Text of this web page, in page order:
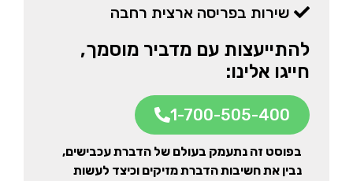
שירות בפריסה ארצית רחבה
להתייעצות עם מדביר מוסמך,
חייגו אלינו:
1-700-505-400
בפוסט זה נתעמק בעולם של הדברת עכבישים,
נבין את חשיבות הדברת מזיקים וכיצד לעשות